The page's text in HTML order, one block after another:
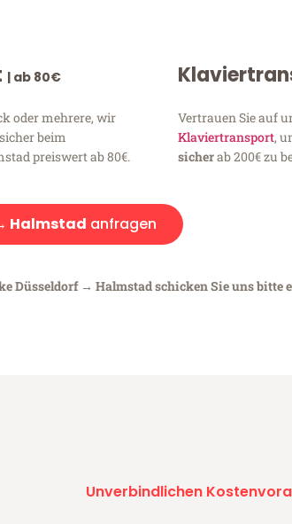
| ab 80€
oder mehrere, wir
beim
preiswert ab 80€.
Vertrauen Sie auf
Klaviertransport,
sicherab 200€ zu
Halmstad anfragen
Düsseldorf → Halmstad schicken Sie uns bitte
Unverbindlichen